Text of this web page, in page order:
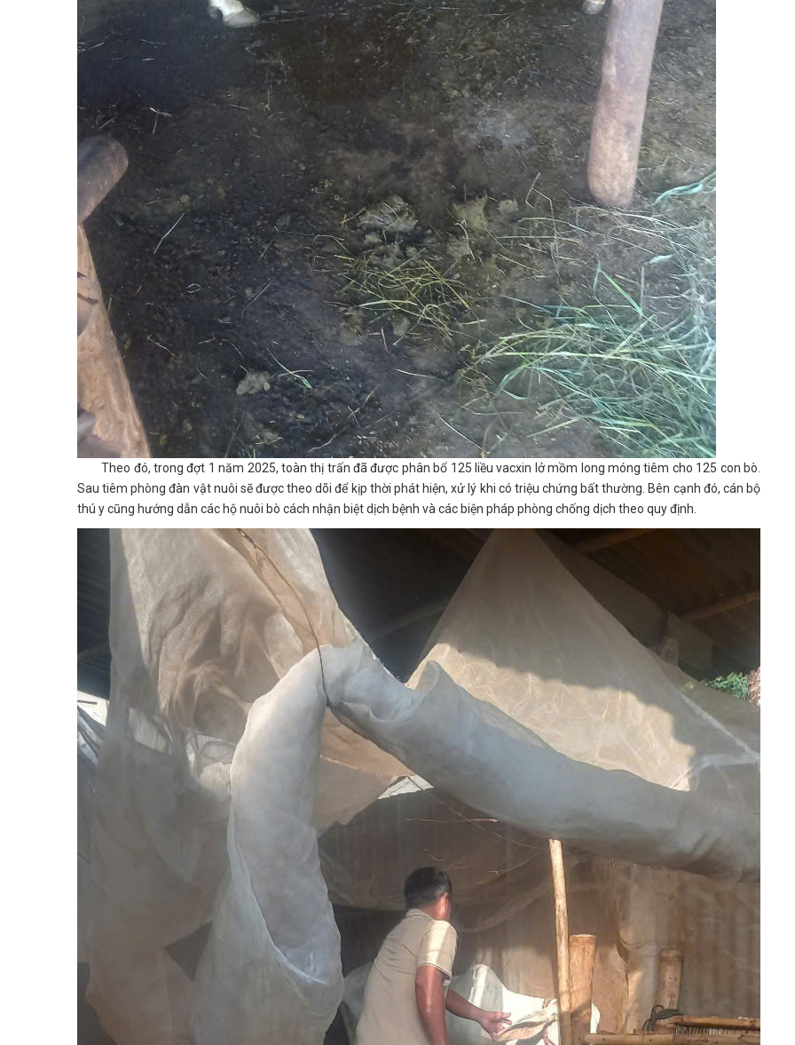
Theo đó, trong đợt 1 năm 2025, toàn thị trấn đã được phân bổ 125 liều vacxin lở mồm long móng tiêm cho 125 con bò.
Sau tiêm phòng đàn vật nuôi sẽ được theo dõi để kịp thời phát hiện, xử lý khi có triệu chứng bất thường. Bên cạnh đó, cán bộ
thú y cũng hướng dẫn các hộ nuôi bò cách nhận biệt dịch bệnh và các biện pháp phòng chống dịch theo quy định.